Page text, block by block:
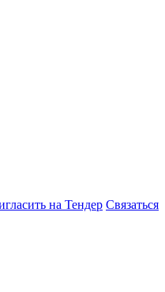
на Тендер Связаться